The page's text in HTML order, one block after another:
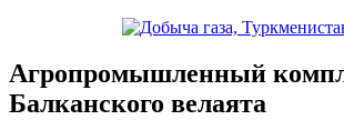
Агропромышленный
Балканского велаята